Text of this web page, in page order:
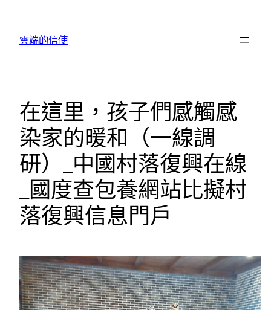
雲端的信使
在這里，孩子們感觸感
染家的暖和（一線調
研）_中國村落復興在線
_國度查包養網站比擬村
落復興信息門戶